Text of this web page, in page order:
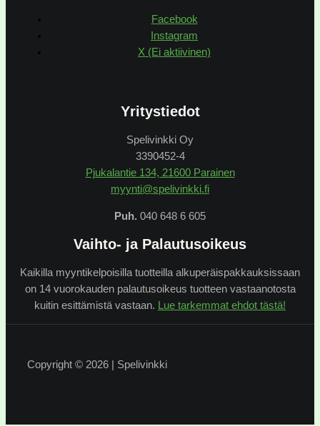
Facebook
Instagram
X (Ei aktiivinen)
Yritystiedot
Spelivinkki Oy
3390452-4
Pjukalantie 134, 21600 Parainen
myynti@spelivinkki.fi
Puh. 040 648 6 605
Vaihto- ja Palautusoikeus
Kaikilla myyntikelpoisilla tuotteilla alkuperäispakkauksissaan
on 14 vuorokauden palautusoikeus tuotteen vastaanotosta
kuitin esittämistä vastaan.
Lue tarkemmat ehdot tästä!
Copyright © 2026 | Spelivinkki